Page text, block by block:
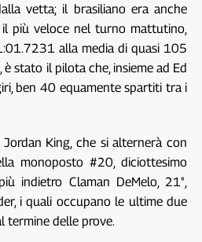
vetta; il brasiliano era anche
il più veloce nel turno mattutino,
alla media di quasi 105
è stato il pilota che, insieme ad Ed
ben 40 equamente spartiti tra i
King, che si alternerà con
monoposto #20, diciottesimo
indietro Claman DeMelo, 21°,
i quali occupano le ultime due
termine delle prove.